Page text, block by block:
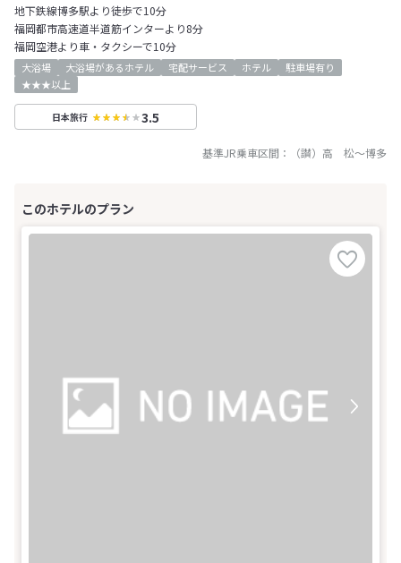
地下鉄線博多駅より徒歩で10分
福岡都市高速道半道筋インターより8分
福岡空港より車・タクシーで10分
大浴場 大浴場があるホテル 宅配サービス ホテル
駐車場有り
★★★以上
日本旅行 3.5
基準JR乗車区間： （讃）高 松～博多